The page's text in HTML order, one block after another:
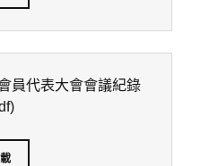
員代表大會會議紀錄